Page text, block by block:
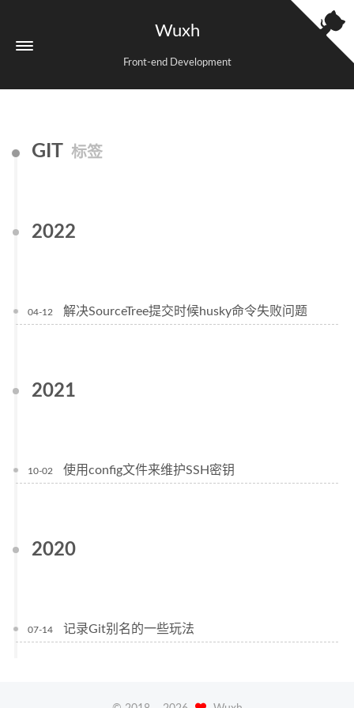
Wuxh
Front-end Development
GIT 标签
2022
04-12 解决SourceTree提交时候husky命令失败问题
2021
10-02 使用config文件来维护SSH密钥
2020
07-14 记录Git别名的一些玩法